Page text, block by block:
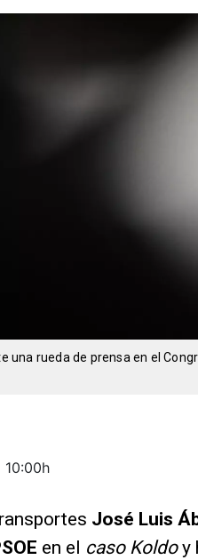
una rueda de prensa en el
10:00h
José Luis
en el caso Koldoy